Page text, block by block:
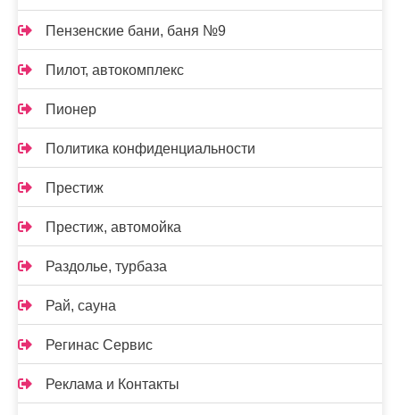
Пензенские бани, баня №9
Пилот, автокомплекс
Пионер
Политика конфиденциальности
Престиж
Престиж, автомойка
Раздолье, турбаза
Рай, сауна
Регинас Сервис
Реклама и Контакты